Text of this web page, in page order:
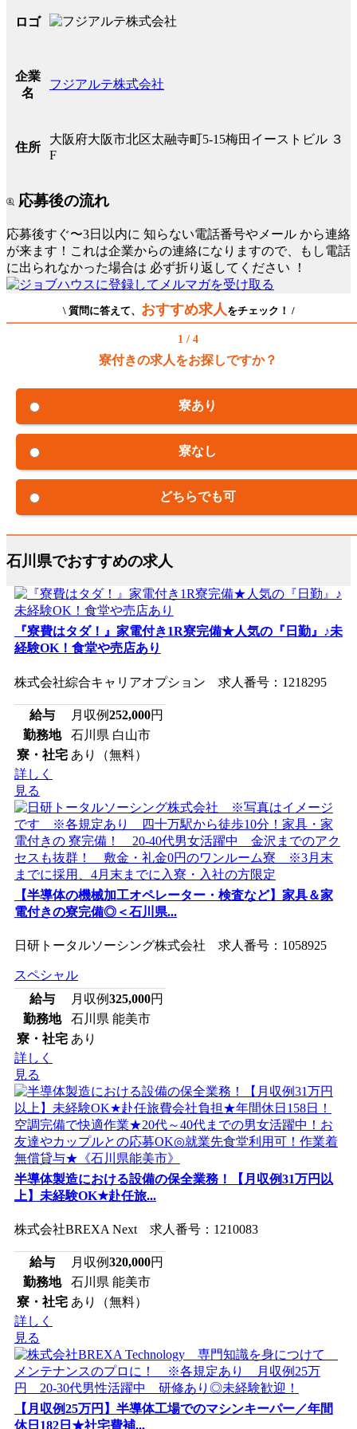
ロゴ
企業
名
フジアルテ株式会社
住所
大阪府大阪市北区太融寺町5-15梅田イーストビル ３
F
応募後の流れ
応募後すぐ〜3日以内に 知らない電話番号やメール から連絡
が来ます！これは企業からの連絡になりますので、もし電話
に出られなかった場合は 必ず折り返してください ！
\ 質問に答えて、 おすすめ求人 をチェック！ /
1 / 4
寮付きの求人をお探しですか？
寮あり
寮なし
どちらでも可
石川県でおすすめの求人
『寮費はタダ！』家電付き1R寮完備★人気の『日勤』♪未
経験OK！食堂や売店あり
株式会社綜合キャリアオプション 求人番号：1218295
給与 月収例252,000円
勤務地
石川県 白山市
寮・社宅 あり（無料）
詳しく
見る
【半導体の機械加工オペレーター・検査など】家具＆家
電付きの寮完備◎＜石川県...
日研トータルソーシング株式会社 求人番号：1058925
スペシャル
給与
月収例325,000円
勤務地
石川県 能美市
寮・社宅 あり
詳しく
見る
半導体製造における設備の保全業務！【月収例31万円以
上】未経験OK★赴任旅...
株式会社BREXA Next 求人番号：1210083
給与 月収例320,000円
勤務地
石川県 能美市
寮・社宅 あり（無料）
詳しく
見る
【月収例25万円】半導体工場でのマシンキーパー／年間
休日182日★社宅費補...